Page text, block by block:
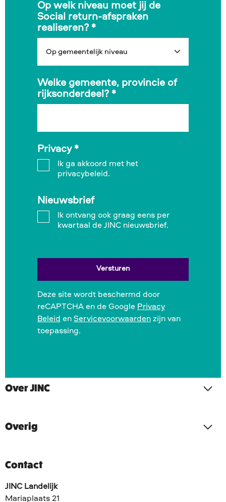
Op welk niveau moet jij de
Social return-afspraken
realiseren? *
Welke gemeente, provincie of
rijksonderdeel? *
Privacy *
Ik ga akkoord met het
privacybeleid.
Nieuwsbrief
Ik ontvang ook graag eens per
kwartaal de JINC nieuwsbrief.
Deze site wordt beschermd door
reCAPTCHA en de Google Privacy
Beleid en Servicevoorwaarden zijn van
toepassing.
Over JINC
Overig
Contact
JINC Landelijk
Mariaplaats 21